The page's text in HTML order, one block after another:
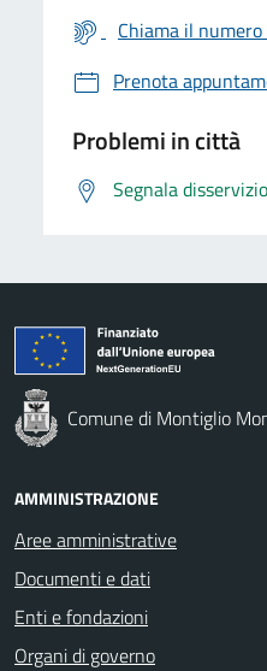
Chiama il
Prenota
Problemi in città
Segnala disservizio
Comune di Montiglio
AMMINISTRAZIONE
Aree amministrative
Documenti e dati
Enti e fondazioni
Organi di governo